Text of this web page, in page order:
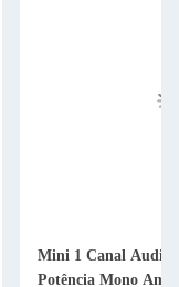
Mini 1 Canal Audio
Potência Mono Amp